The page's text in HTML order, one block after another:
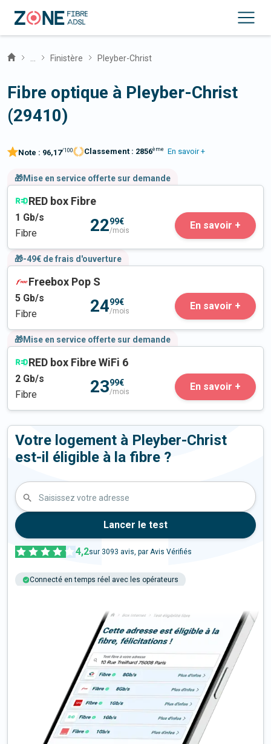
Finistère Pleyber-Christ
Fibre optique à Pleyber-Christ
(29410)
Note : 96,17/100 Classement : 2856ème En savoir +
🎁Mise en service offerte sur demande
RED box Fibre
1 Gb/s
Fibre
2299€
/mois En savoir +
🎁-49€ de frais d'ouverture
Freebox Pop S
5 Gb/s
Fibre
2499€
/mois En savoir +
🎁Mise en service offerte sur demande
RED box Fibre WiFi 6
2 Gb/s
Fibre
2399€
/mois En savoir +
Votre logement à Pleyber-Christ
est-il éligible à la fibre ?
Saisissez votre adresse
Lancer le test
4,2sur 3093 avis, par Avis Vérifiés
Connecté en temps réel avec les opérateurs